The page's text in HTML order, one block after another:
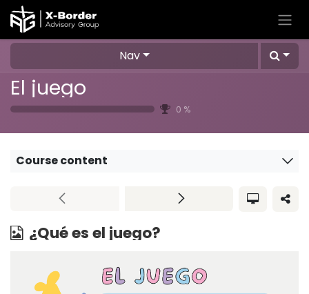
Skip to Content
Nav
El juego
0 %
Course content
¿Qué es el juego?